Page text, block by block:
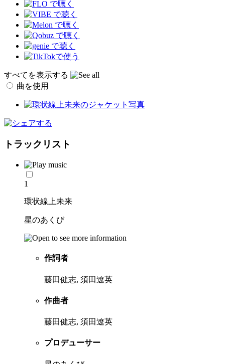
すべてを表示する
曲を使用
トラックリスト
1
環状線上未来
星のあくび
作詞者
藤田健志, 須田遼英
作曲者
藤田健志, 須田遼英
プロデューサー